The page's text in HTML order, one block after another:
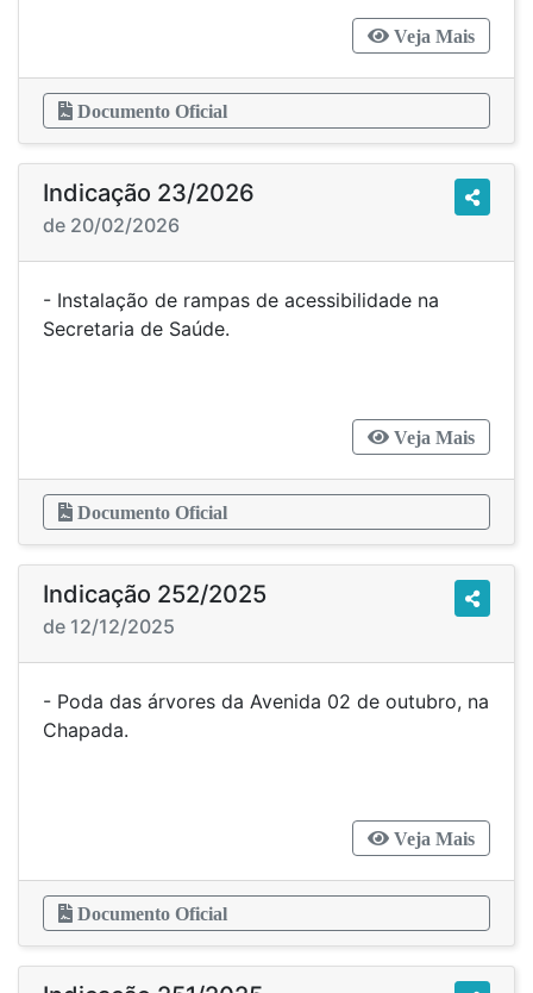
Veja Mais
Documento Oficial
Indicação 23/2026
de 20/02/2026
- Instalação de rampas de acessibilidade na
Secretaria de Saúde.
Veja Mais
Documento Oficial
Indicação 252/2025
de 12/12/2025
- Poda das árvores da Avenida 02 de outubro, na
Chapada.
Veja Mais
Documento Oficial